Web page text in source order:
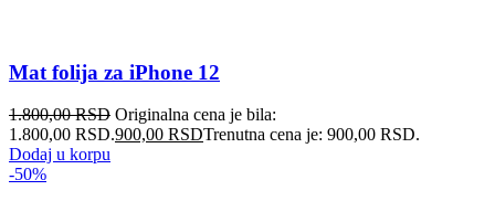
Mat folija za iPhone 12
1.800,00RSD Originalna cena je bila:
1.800,00 RSD.900,00 RSDTrenutna cena je: 900,00 RSD.
Dodaj u korpu
-50%